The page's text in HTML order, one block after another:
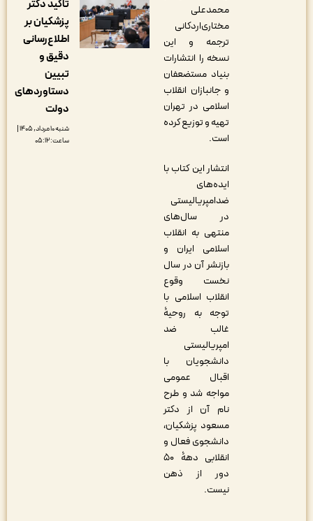
محمد‌علی
مختاری‌اردکانی
ترجمه و این
نسخه را انتشارات
بنیاد مستضعفان
و جانبازان انقلاب
اسلامی در تهران
تهیه و توزیع کرده
انتشار این کتاب با
ایده‌های
ضدامپریالیستی
در سال‌های
منتهی به انقلاب
اسلامی ایران و
بازنشر آن در سال
نخست وقوع
انقلاب اسلامی با
توجه به روحیۀ
غالب ضد
امپریالیستی
دانشجویان با
اقبال عمومی
مواجه شد و طرح
نام آن از دکتر
مسعود پزشکیان،
دانشجوی فعال و
انقلابی دهۀ ۵۰
دور از ذهن
تاکید دکتر
پزشکیان بر
اطلاع‌رسانی
دستاوردهای
شنبه ۱۰ مرداد, ۱۴۰۵ |